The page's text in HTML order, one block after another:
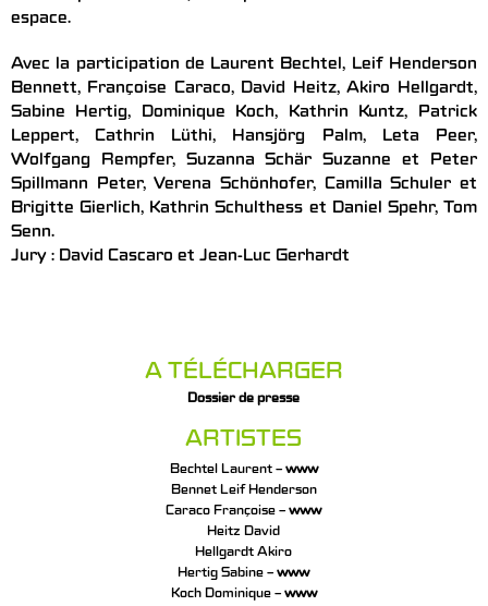
espace.
Avec la participation de Laurent Bechtel, Leif Henderson
Bennett, Françoise Caraco, David Heitz, Akiro Hellgardt,
Sabine Hertig, Dominique Koch, Kathrin Kuntz, Patrick
Leppert, Cathrin Lüthi, Hansjörg Palm, Leta Peer,
Wolfgang Rempfer, Suzanna Schär Suzanne et Peter
Spillmann Peter, Verena Schönhofer, Camilla Schuler et
Brigitte Gierlich, Kathrin Schulthess et Daniel Spehr, Tom
Senn.
Jury : David Cascaro et Jean-Luc Gerhardt
A TÉLÉCHARGER
Dossier de presse
ARTISTES
Bechtel Laurent – www
Bennet Leif Henderson
Caraco Françoise –www
Heitz David
Hellgardt Akiro
Hertig Sabine –www
Koch Dominique – www